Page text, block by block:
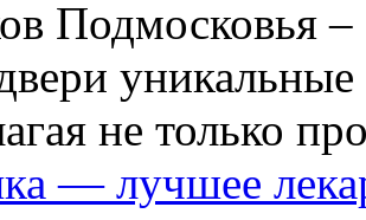
Подмосковья
не только
— лучшее